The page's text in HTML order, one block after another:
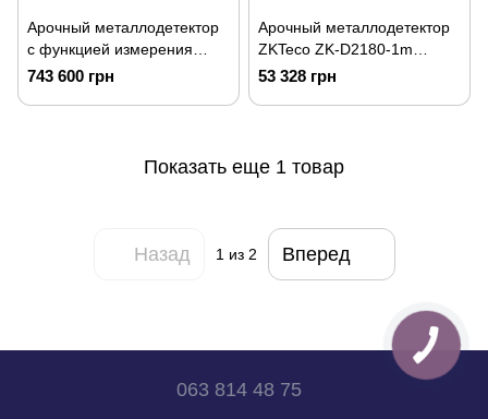
Арочный металлодетектор
с функцией измерения
температуры и турникетом
743 600 грн
Арочный металлодетектор
ZKTeco ZK-D2180-1m
ширина 1 м, 18 зон
53 328 грн
Показать еще 1 товар
Назад 1 из 2 Вперед
063 814 48 75